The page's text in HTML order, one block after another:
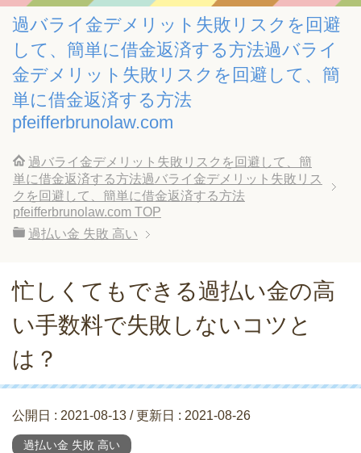
過バライ金デメリット失敗リスクを回避
して、簡単に借金返済する方法過バライ
金デメリット失敗リスクを回避して、簡
単に借金返済する方法
pfeifferbrunolaw.com
過バライ金デメリット失敗リスクを回避して、簡
単に借金返済する方法過バライ金デメリット失敗リス
クを回避して、簡単に借金返済する方法
pfeifferbrunolaw.com TOP
過払い金 失敗 高い
忙しくてもできる過払い金の高
い手数料で失敗しないコツと
は？
公開日 : 2021-08-13 / 更新日 : 2021-08-26
過払い金 失敗 高い